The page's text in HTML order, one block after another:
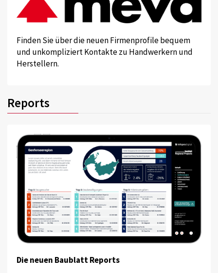
Finden Sie über die neuen Firmenprofile bequem
und unkompliziert Kontakte zu Handwerkern und
Herstellern.
Reports
Die neuen Baublatt Reports